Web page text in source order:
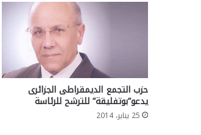
حزب التجمع الديمقراطى الجزائرى
يدعو”بوتفليقة” للترشح للرئاسة
25 يناير، 2014